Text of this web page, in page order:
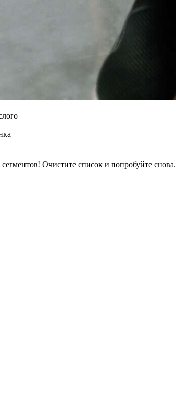
Очистите список и попробуйте снова.